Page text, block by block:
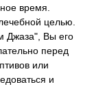
время.
целью.
Джаза", Вы его
перед
или
и